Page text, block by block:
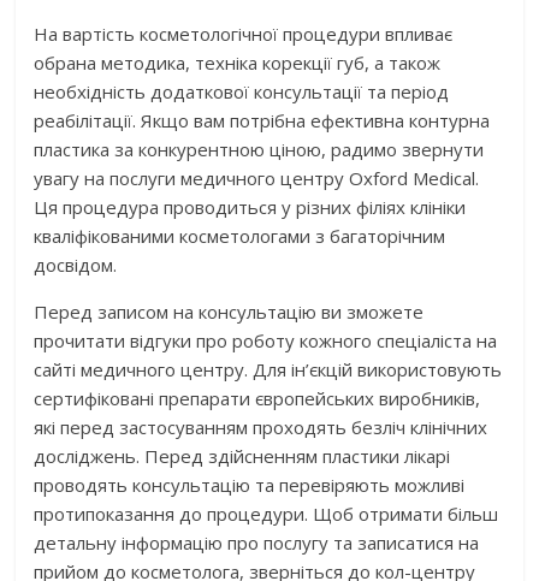
На вартість косметологічної процедури впливає
обрана методика, техніка корекції губ, а також
необхідність додаткової консультації та період
реабілітації. Якщо вам потрібна ефективна контурна
пластика за конкурентною ціною, радимо звернути
увагу на послуги медичного центру Oxford Medical.
Ця процедура проводиться у різних філіях клініки
кваліфікованими косметологами з багаторічним
досвідом.
Перед записом на консультацію ви зможете
прочитати відгуки про роботу кожного спеціаліста на
сайті медичного центру. Для ін’єкцій використовують
сертифіковані препарати європейських виробників,
які перед застосуванням проходять безліч клінічних
досліджень. Перед здійсненням пластики лікарі
проводять консультацію та перевіряють можливі
протипоказання до процедури. Щоб отримати більш
детальну інформацію про послугу та записатися на
прийом до косметолога, зверніться до кол-центру